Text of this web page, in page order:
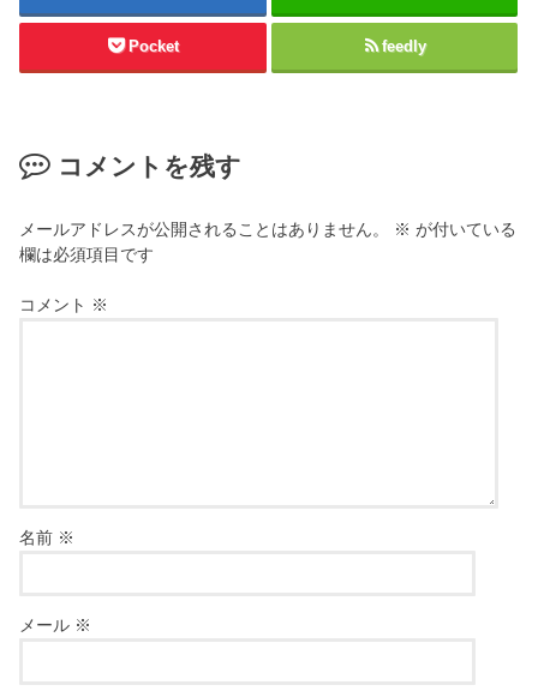
Pocket feedly
コメントを残す
メールアドレスが公開されることはありません。 ※ が付いている
欄は必須項目です
コメント ※
名前 ※
メール ※